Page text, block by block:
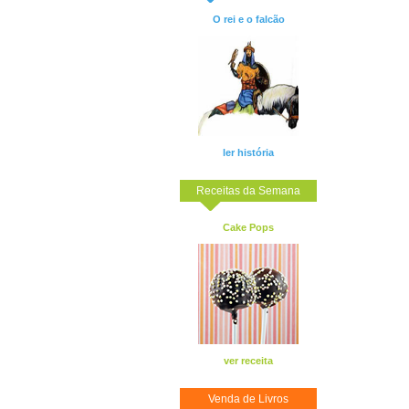
O rei e o falcão
ler história
Receitas da Semana
Cake Pops
ver receita
Venda de Livros